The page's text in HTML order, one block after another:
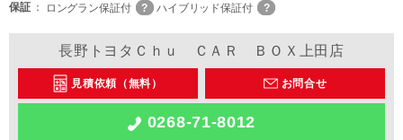
保証
ロングラン保証付 ハイブリッド保証付
長野トヨタＣｈｕ ＣＡＲ ＢＯＸ上田店
見積依頼（無料） お問合せ
0268-71-8012